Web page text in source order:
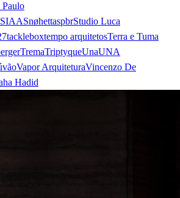
Paulo
SIAASnøhettaspbrStudio Luca
tackleboxtempo arquitetosTerra e Tuma
TremaTriptyqueUnaUNA
vãoVapor ArquiteturaVincenzo De
Hadid